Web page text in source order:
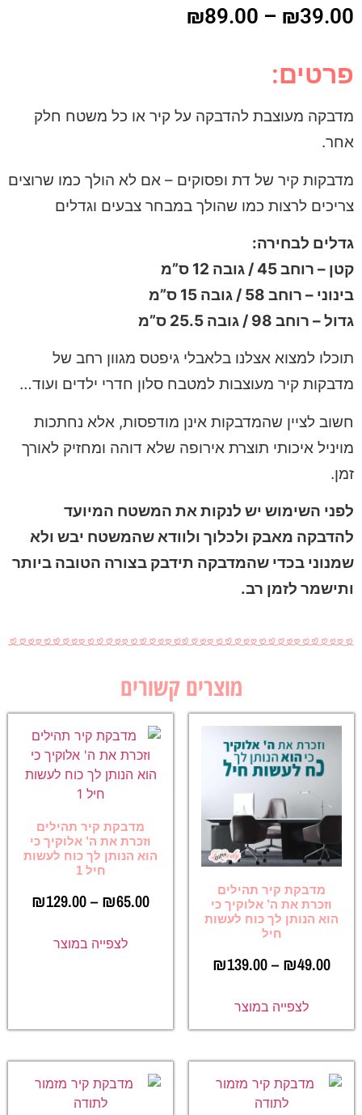
₪39.00
–
₪89.00
פרטים:
מדבקה מעוצבת להדבקה על קיר או כל משטח חלק
אחר.
מדבקות קיר של דת ופסוקים – אם לא הולך כמו שרוצים
צריכים לרצות כמו שהולך במבחר צבעים וגדלים
גדלים לבחירה:
קטן – רוחב 45 / גובה 12 ס”מ
בינוני – רוחב 58 / גובה 15 ס”מ
גדול – רוחב 98 / גובה 25.5 ס”מ
תוכלו למצוא אצלנו בלאבלי גיפטס מגוון רחב של
מדבקות קיר מעוצבות למטבח סלון חדרי ילדים ועוד…
חשוב לציין שהמדבקות אינן מודפסות, אלא נחתכות
מויניל איכותי תוצרת אירופה שלא דוהה ומחזיק לאורך
זמן.
לפני השימוש יש לנקות את המשטח המיועד
להדבקה מאבק ולכלוך ולוודא שהמשטח יבש ולא
שמנוני בכדי שהמדבקה תידבק בצורה הטובה ביותר
ותישמר לזמן רב.
מוצרים קשורים
מדבקת קיר תהילים
וזכרת את ה’ אלוקיך כי
הוא הנותן לך כוח לעשות
חיל
₪49.00
–
₪139.00
לצפייה במוצר
מדבקת קיר תהילים
וזכרת את ה’ אלוקיך כי
הוא הנותן לך כוח לעשות
חיל 1
₪65.00
–
₪129.00
לצפייה במוצר